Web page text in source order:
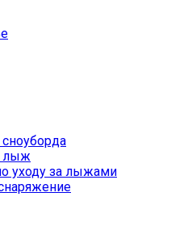
лыж
уходу за лыжами